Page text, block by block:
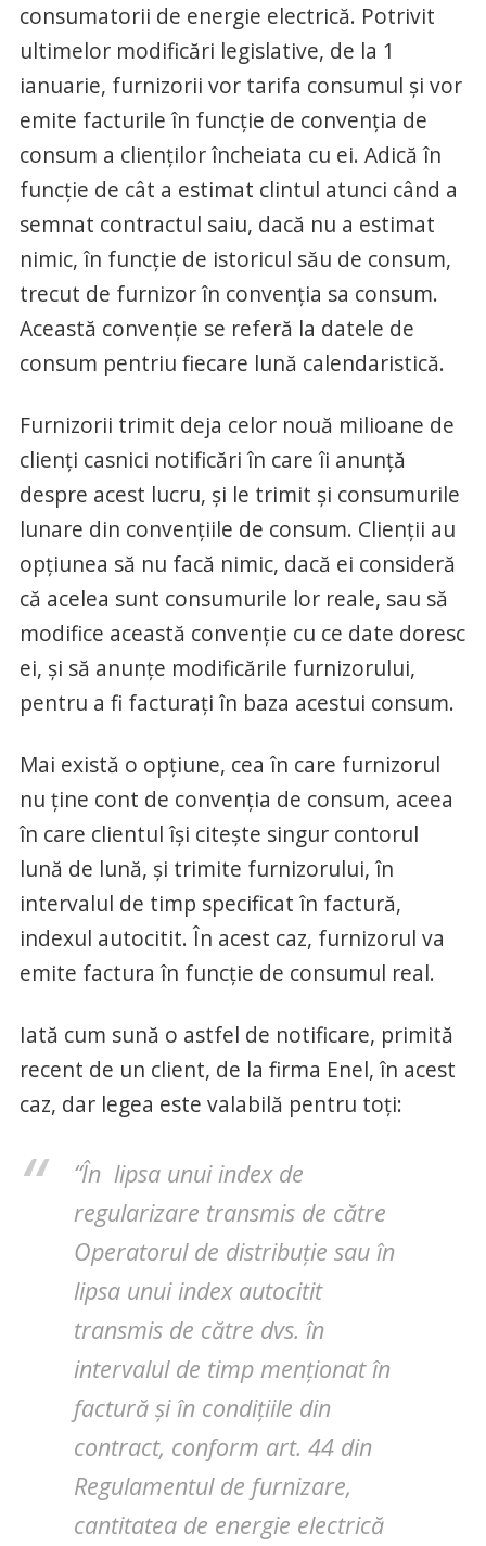
consumatorii de energie electrică. Potrivit
ultimelor modificări legislative, de la 1
ianuarie, furnizorii vor tarifa consumul și vor
emite facturile în funcție de convenția de
consum a clienților încheiata cu ei. Adică în
funcție de cât a estimat clintul atunci când a
semnat contractul saiu, dacă nu a estimat
nimic, în funcție de istoricul său de consum,
trecut de furnizor în convenția sa consum.
Această convenție se referă la datele de
consum pentriu fiecare lună calendaristică.
Furnizorii trimit deja celor nouă milioane de
clienți casnici notificări în care îi anunță
despre acest lucru, și le trimit și consumurile
lunare din convențiile de consum. Clienții au
opțiunea să nu facă nimic, dacă ei consideră
că acelea sunt consumurile lor reale, sau să
modifice această convenție cu ce date doresc
ei, și să anunțe modificările furnizorului,
pentru a fi facturați în baza acestui consum.
Mai există o opțiune, cea în care furnizorul
nu ține cont de convenția de consum, aceea
în care clientul își citește singur contorul
lună de lună, și trimite furnizorului, în
intervalul de timp specificat în factură,
indexul autocitit. În acest caz, furnizorul va
emite factura în funcție de consumul real.
Iată cum sună o astfel de notificare, primită
recent de un client, de la firma Enel, în acest
caz, dar legea este valabilă pentru toți:
“În lipsa unui index de
regularizare transmis de către
Operatorul de distribuție sau în
lipsa unui index autocitit
transmis de către dvs. în
intervalul de timp menționat în
factură și în condițiile din
contract, conform art. 44 din
Regulamentul de furnizare,
cantitatea de energie electrică